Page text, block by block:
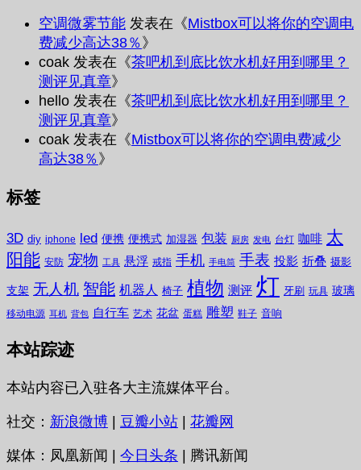
空调微雾节能 发表在《Mistbox可以将你的空调电
费减少高达38％ 》
coak 发表在《茶吧机到底比饮水机好用到哪里？
测评见真章》
hello 发表在《茶吧机到底比饮水机好用到哪里？
测评见真章》
coak 发表在《Mistbox可以将你的空调电费减少
高达38％ 》
标签
3D diy iphone led 便携 便携式 加湿器 包装 厨房 发电 台灯 咖啡 太
阳能 安防 宠物 工具 悬浮 戒指 手机 手电筒 手表 投影 折叠 摄影
支架 无人机 智能 机器人 椅子 植物 测评 灯 牙刷 玩具 玻璃
移动电源 耳机 背包 自行车 艺术 花盆 蛋糕 雕塑 鞋子 音响
本站踪迹
本站内容已入驻各大主流媒体平台。
社交： 新浪微博 豆瓣小站 花瓣网
媒体：凤凰新闻 | 今日头条 | 腾讯新闻